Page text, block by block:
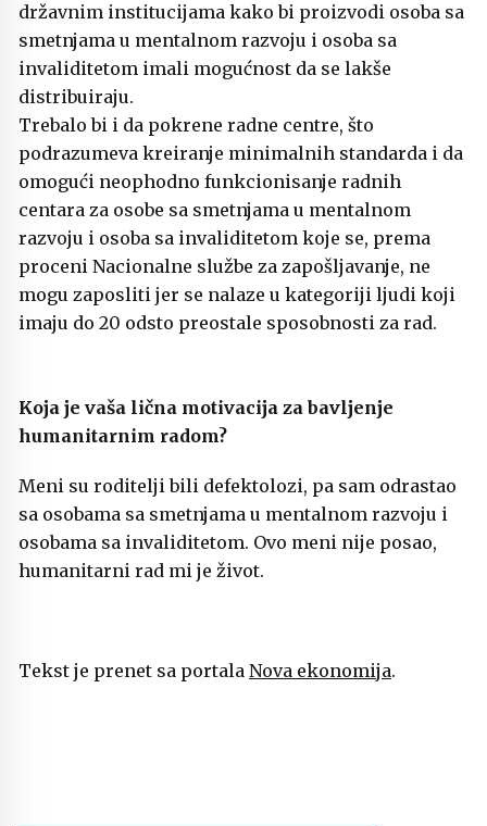
državnim institucijama kako bi proizvodi osoba sa
smetnjama u mentalnom razvoju i osoba sa
invaliditetom imali mogućnost da se lakše
distribuiraju.
Trebalo bi i da pokrene radne centre, što
podrazumeva kreiranje minimalnih standarda i da
omogući neophodno funkcionisanje radnih
centara za osobe sa smetnjama u mentalnom
razvoju i osoba sa invaliditetom koje se, prema
proceni Nacionalne službe za zapošljavanje, ne
mogu zaposliti jer se nalaze u kategoriji ljudi koji
imaju do 20 odsto preostale sposobnosti za rad.
Koja je vaša lična motivacija za bavljenje
humanitarnim radom?
Meni su roditelji bili defektolozi, pa sam odrastao
sa osobama sa smetnjama u mentalnom razvoju i
osobama sa invaliditetom. Ovo meni nije posao,
humanitarni rad mi je život.
Tekst je prenet sa portala Nova ekonomija.